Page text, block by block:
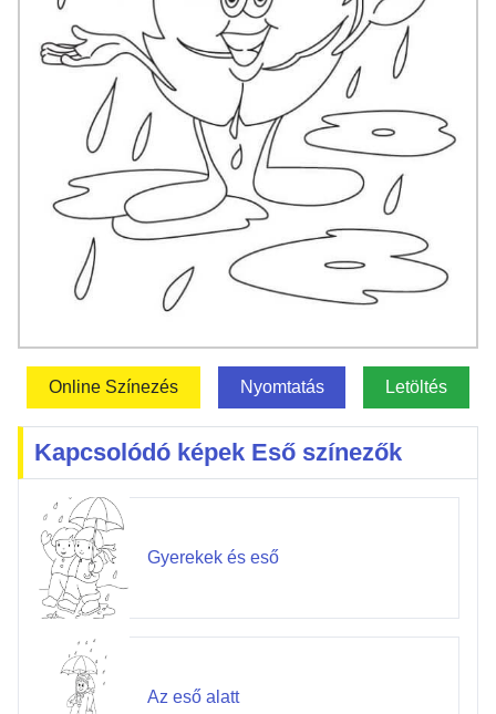
Online Színezés Nyomtatás Letöltés
Kapcsolódó képek Eső színezők
Gyerekek és eső
Az eső alatt